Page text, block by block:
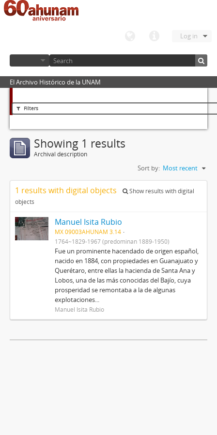
Log in
El Archivo Histórico de la UNAM
Filters
Showing 1 results
Archival description
Sort by: Most recent
1 results with digital objects
Show results with digital
objects
Manuel Isita Rubio
MX 09003AHUNAM 3.14
1764~1829-1967 (predominan 1889-1950)
Fue un prominente hacendado de origen español,
nacido en 1884, con propiedades en Guanajuato y
Querétaro, entre ellas la hacienda de Santa Ana y
Lobos, una de las más conocidas del Bajío, cuya
prosperidad se remontaba a la de algunas
explotaciones...
Manuel Isita Rubio